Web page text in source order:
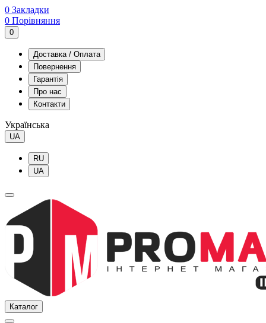
0 Закладки
0 Порівняння
0
Доставка / Оплата
Повернення
Гарантія
Про нас
Контакти
Українська
UA
RU
UA
Каталог